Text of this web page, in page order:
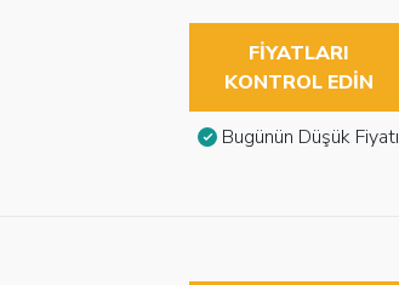
FIYATLARI
KONTROL EDIN
Bugünün Düşük Fiyatı